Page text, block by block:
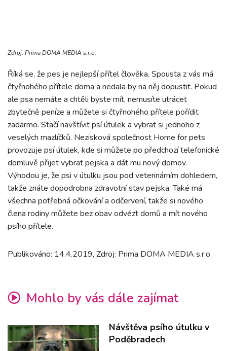
Zdroj: Prima DOMA MEDIA s.r.o.
Říká se, že pes je nejlepší přítel člověka. Spousta z vás má
čtyřnohého přítele doma a nedala by na něj dopustit. Pokud
ale psa nemáte a chtěli byste mít, nemusíte utrácet
zbytečně peníze a můžete si čtyřnohého přítele pořídit
zadarmo. Stačí navštívit psí útulek a vybrat si jednoho z
veselých mazlíčků. Nezisková společnost Home for pets
provozuje psí útulek, kde si můžete po předchozí telefonické
domluvě přijet vybrat pejska a dát mu nový domov.
Výhodou je, že psi v útulku jsou pod veterinárním dohledem,
takže znáte dopodrobna zdravotní stav pejska. Také má
všechna potřebná očkování a odčervení, takže si nového
člena rodiny můžete bez obav odvézt domů a mít nového
psího přítele.
Publikováno: 14.4.2019, Zdroj: Prima DOMA MEDIA s.r.o.
Mohlo by vás dále zajímat
Návštěva psího útulku v
Poděbradech